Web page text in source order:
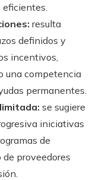
resulta
definidos y
incentivos,
una competencia
permanentes.
se sugiere
iniciativas
de
proveedores